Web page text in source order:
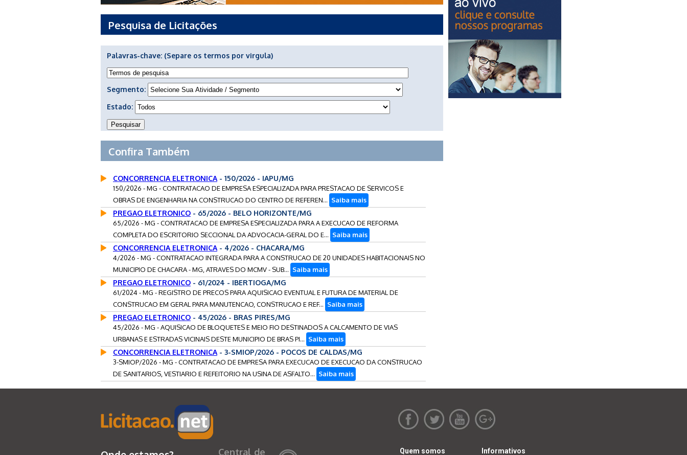
Pesquisa de Licitações
Palavras-chave: (Separe os termos por virgula)
Segmento:
Estado:
Confira Também
CONCORRENCIA ELETRONICA - 150/2026 - IAPU/MG
150/2026 - MG - CONTRATACAO DE EMPRESA ESPECIALIZADA PARA PRESTACAO DE SERVICOS E
OBRAS DE ENGENHARIA NA CONSTRUCAO DO CENTRO DE REFEREN... Saiba mais
PREGAO ELETRONICO - 65/2026 - BELO HORIZONTE/MG
65/2026 - MG - CONTRATACAO DE EMPRESA ESPECIALIZADA PARA A EXECUCAO DE REFORMA
COMPLETA DO ESCRITORIO SECCIONAL DA ADVOCACIA-GERAL DO E... Saiba mais
CONCORRENCIA ELETRONICA - 4/2026 - CHACARA/MG
4/2026 - MG - CONTRATACAO INTEGRADA PARA A CONSTRUCAO DE 20 UNIDADES HABITACIONAIS NO
MUNICIPIO DE CHACARA - MG, ATRAVES DO MCMV - SUB... Saiba mais
PREGAO ELETRONICO - 61/2024 - IBERTIOGA/MG
61/2024 - MG - REGISTRO DE PRECOS PARA AQUISICAO EVENTUAL E FUTURA DE MATERIAL DE
CONSTRUCAO EM GERAL PARA MANUTENCAO, CONSTRUCAO E REF... Saiba mais
PREGAO ELETRONICO - 45/2026 - BRAS PIRES/MG
45/2026 - MG - AQUISICAO DE BLOQUETES E MEIO FIO DESTINADOS A CALCAMENTO DE VIAS
URBANAS E ESTRADAS VICINAIS DESTE MUNICIPIO DE BRAS PI... Saiba mais
CONCORRENCIA ELETRONICA - 3-SMIOP/2026 - POCOS DE CALDAS/MG
3-SMIOP/2026 - MG - CONTRATACAO DE EMPRESA PARA EXECUCAO DE EXECUCAO DA CONSTRUCAO
DE SANITARIOS, VESTIARIO E REFEITORIO NA USINA DE ASFALTO... Saiba mais
Central de Quem somos Informativos